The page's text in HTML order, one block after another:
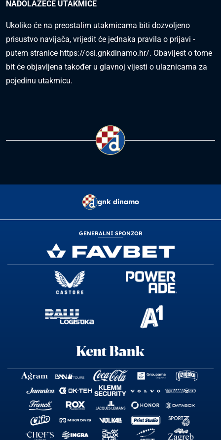
NADOLAZEĆE UTAKMICE
Ukoliko će na preostalim utakmicama biti dozvoljeno
prisustvo navijača, vrijedit će jednaka pravila o prijavi -
putem stranice https://osi.gnkdinamo.hr/. Obavijest o tome
bit će objavljena također u glavnoj vijesti o ulaznicama za
pojedinu utakmicu.
gnk dinamo
GENERALNI SPONZOR